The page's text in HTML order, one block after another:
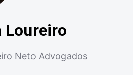
Loureiro
Neto Advogados